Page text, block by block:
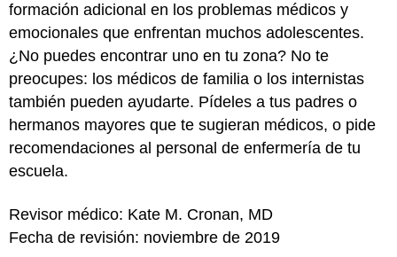
formación adicional en los problemas médicos y
emocionales que enfrentan muchos adolescentes.
¿No puedes encontrar uno en tu zona? No te
preocupes: los médicos de familia o los internistas
también pueden ayudarte. Pídeles a tus padres o
hermanos mayores que te sugieran médicos, o pide
recomendaciones al personal de enfermería de tu
escuela.
Revisor médico: Kate M. Cronan, MD
Fecha de revisión: noviembre de 2019